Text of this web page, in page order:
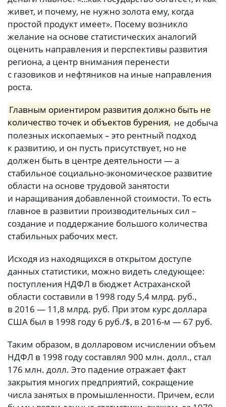
живет, и почему, не нужно золота ему, когда
простой продукт имеет». Посему возникло
желание на основе статистических аналогий
оценить направления и перспективы развития
региона, а центр внимания перенести
с газовиков и нефтяников на иные направления
роста.
Главным ориентиром развития должно быть не
количество точек и объектов бурения, не добыча
полезных ископаемых – это рентный подход
к развитию, и он пусть присутствует, но не
должен быть в центре деятельности — а
стабильное социально-экономическое развитие
области на основе трудовой занятости
и наращивания добавленной стоимости. То есть
главное в развитии производительных сил –
создание и поддержание большого количества
стабильных рабочих мест.
Исходя из находящихся в открытом доступе
данных статистики, можно видеть следующее:
поступления НДФЛ в бюджет Астраханской
области составили в 1998 году 5,4 млрд. руб.,
в 2016 — 11,8 млрд. руб. При этом курс доллара
США был в 1998 году 6 руб./$, в 2016-м — 67 руб.
Таким образом, в долларовом исчислении объем
НДФЛ в 1998 году составлял 900 млн. долл., стал
176 млн. долл. Это падение отражает факт
закрытия многих предприятий, сокращение
числа занятых в промышленности. Причем, если